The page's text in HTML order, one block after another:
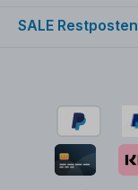
SALE Restposten